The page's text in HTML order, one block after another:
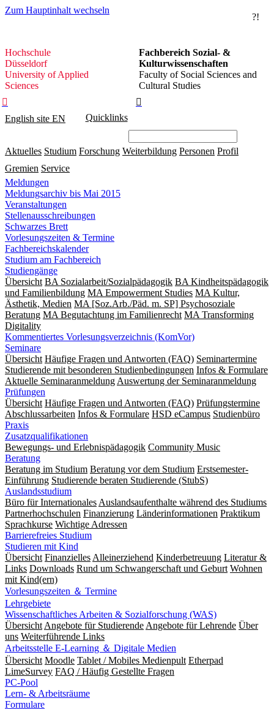
Zum Hauptinhalt wechseln
?!
Hochschule
Düsseldorf
Hochschule
Düsseldorf
University of Applied
Sciences
Fachbereich Sozial- &
Kulturwissenschaften
Faculty of Social Sciences and
Cultural Studies


English site EN Quicklinks
Aktuelles Studium Forschung Weiterbildung Personen Profil
Gremien Service
Meldungen
Meldungsarchiv bis Mai 2015
Veranstaltungen
Stellenausschreibungen
Schwarzes Brett
Vorlesungszeiten & Termine
Fachbereichskalender
Studium am Fachbereich
Studiengänge
Übersicht BA Sozialarbeit/Sozialpädagogik BA Kindheitspädagogik
und Familienbildung MA Empowerment Studies MA Kultur,
Ästhetik, Medien MA [Soz.Arb./Päd. m. SP] Psychosoziale
Beratung MA Begut­ach­tung im Fami­lien­recht MA Transforming
Digitality
Kommentiertes Vorlesungsverzeichnis (KomVor)
Seminare
Übersicht Häufige Fragen und Antworten (FAQ) Seminartermine
Studierende mit besonderen Studienbedingungen Infos & Formulare
Aktuelle Seminaranmeldung Auswertung der Seminaranmeldung
Prüfungen
Übersicht Häufige Fragen und Antworten (FAQ) Prüfungstermine
Abschlussarbeiten Infos & Formulare HSD eCampus Studienbüro
Praxis
Zusatzqualifikationen
Bewegungs- und Erlebnispädagogik Community Music
Beratung
Beratung im Studium Beratung vor dem Studium Erstsemester-
Einführung Studierende beraten Studierende (StubS)
Auslandsstudium
Büro für Internationales Auslandsaufenthalte während des Studiums
Partnerhochschulen Finanzierung Länderinformationen Praktikum
Sprachkurse Wichtige Adressen
Barrierefreies Studium
Studieren mit Kind
Übersicht Finanzielles Alleinerziehend Kinderbetreuung Literatur &
Links Downloads Rund um Schwangerschaft und Geburt Wohnen
mit Kind(ern)
Vorlesungszeiten ＆ Termine
Lehrgebiete
Wissenschaftliches Arbeiten & Sozialforschung (WAS)
Übersicht Angebote für Studierende Angebote für Lehrende Über
uns Weiterführende Links
Arbeitsstelle E-Learning ＆ Digitale Medien
Übersicht Moodle Tablet / Mobiles Medienpult Etherpad
LimeSurvey FAQ / Häufig Gestellte Fragen
PC-Pool
Lern- & Arbeitsräume
Formulare